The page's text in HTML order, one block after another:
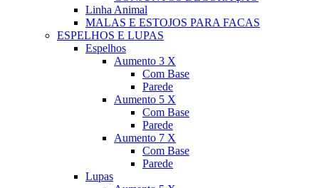
Linha Animal
MALAS E ESTOJOS PARA FACAS
ESPELHOS E LUPAS
Espelhos
Aumento 3 X
Com Base
Parede
Aumento 5 X
Com Base
Parede
Aumento 7 X
Com Base
Parede
Lupas